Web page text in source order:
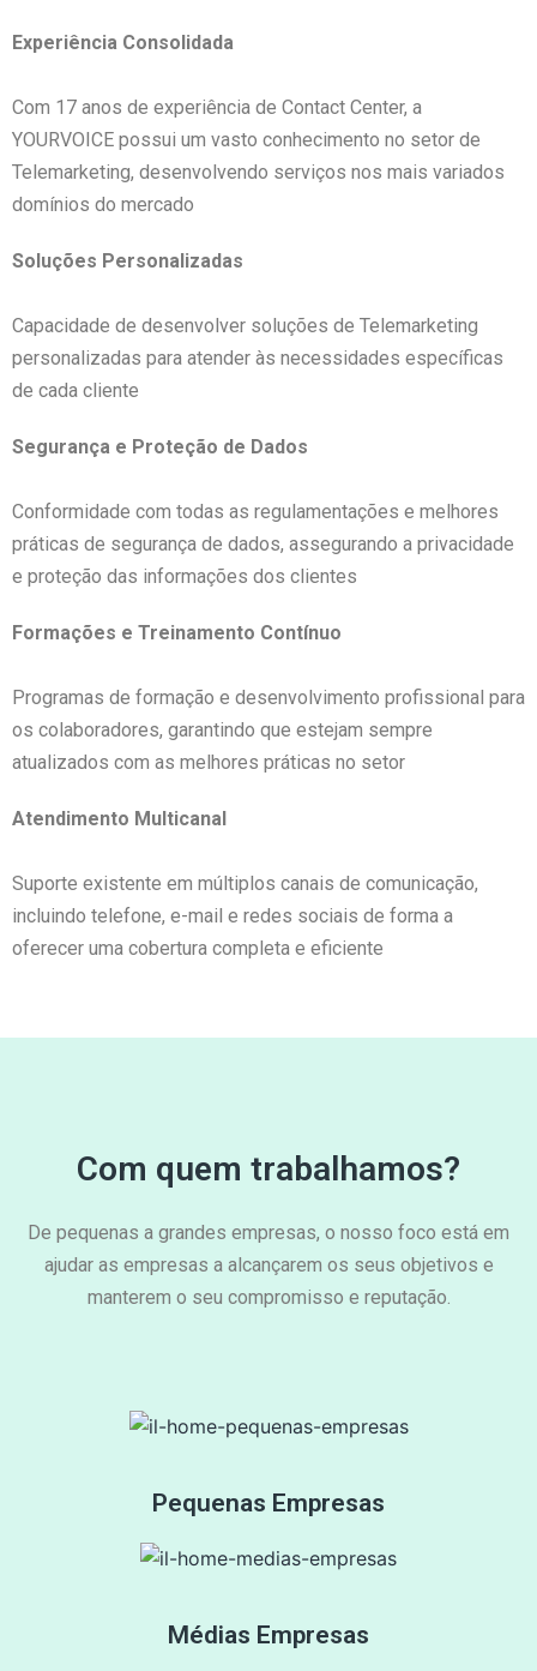
Experiência Consolidada
Com 17 anos de experiência de Contact Center, a
YOURVOICE possui um vasto conhecimento no setor de
Telemarketing, desenvolvendo serviços nos mais variados
domínios do mercado
Soluções Personalizadas
Capacidade de desenvolver soluções de Telemarketing
personalizadas para atender às necessidades específicas
de cada cliente
Segurança e Proteção de Dados
Conformidade com todas as regulamentações e melhores
práticas de segurança de dados, assegurando a privacidade
e proteção das informações dos clientes
Formações e Treinamento Contínuo
Programas de formação e desenvolvimento profissional para
os colaboradores, garantindo que estejam sempre
atualizados com as melhores práticas no setor
Atendimento Multicanal
Suporte existente em múltiplos canais de comunicação,
incluindo telefone, e-mail e redes sociais de forma a
oferecer uma cobertura completa e eficiente
Com quem trabalhamos?
De pequenas a grandes empresas, o nosso foco está em
ajudar as empresas a alcançarem os seus objetivos e
manterem o seu compromisso e reputação.
Pequenas Empresas
Médias Empresas